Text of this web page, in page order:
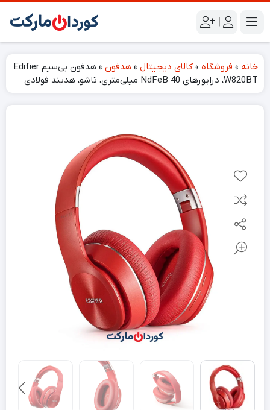
|
خانه » فروشگاه » کالای دیجیتال » هدفون »
هدفون بی‌سیم Edifier
W820BT، درایورهای NdFeB 40 میلی‌متری، تاشو، هدبند فولادی